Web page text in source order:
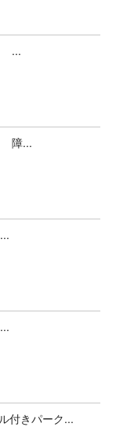
...
障...
付きパーク...